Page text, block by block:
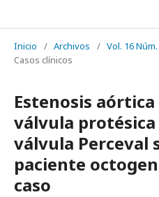
Inicio / Archivos / Vol. 16
Casos clínicos
Estenosis
válvula
válvula Perceval
paciente
caso